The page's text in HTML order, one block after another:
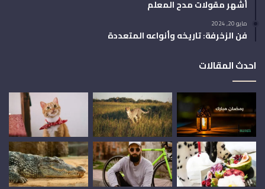
أشهر مقولات مدح المعلم
مايو 20, 2024
فن الزخرفة: تاريخه وأنواعه المتعددة
احدث المقالات